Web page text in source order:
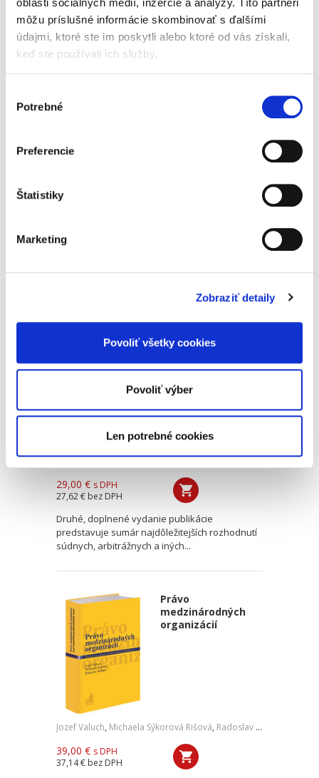
môžu príslušné informácie skombinovať s ďalšími
údajmi, ktoré ste im poskytli alebo ktoré od vás získali,
keď ste používali ich služby.
súhlasu
Potrebné
Preferencie
Štatistiky
Marketing
Zobraziť detaily
Povoliť všetky cookies
Povoliť výber
Len potrebné cookies
Svetové právne
18,00 €
17,14 €
veľkému záujmu študentov. Autorky obsahovú
rozsudky v
práve verejnom
Tomáš Buchta,Michaela Sýkorová
29,00 € s DPH
27,62 € bez DPH
Druhé, doplnené vydanie publikácie
predstavuje sumár najdôležitejších rozhodnutí
súdnych, arbitrážnych a iných...
Právo
medzinárodných
organizácií
Jozef Valuch, Michaela Sýkorová Rišová, Radoslav Seman
39,00 € s DPH
37,14 € bez DPH